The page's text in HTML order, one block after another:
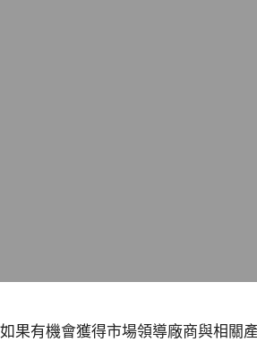
如果有機會獲得市場領導廠商與相關